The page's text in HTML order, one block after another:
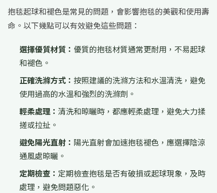
抱毯起球和褪色是常見的問題，會影響抱毯的美觀和使用壽
命。以下幾點可以有效避免這些問題：
選擇優質材質： 優質的抱毯材質通常更耐用，不易起球
和褪色。
正確洗滌方式： 按照建議的洗滌方法和水溫清洗，避免
使用過高的水溫和強烈的洗滌劑。
輕柔處理： 清洗和晾曬時，都應輕柔處理，避免大力揉
搓或拉扯。
避免陽光直射： 陽光直射會加速抱毯褪色，應選擇陰涼
通風處晾曬。
定期檢查： 定期檢查抱毯是否有破損或起球現象，及時
處理，避免問題惡化。